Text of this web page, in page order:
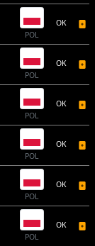
POL
OK
POL
OK
POL
OK
POL
OK
POL
OK
POL
OK